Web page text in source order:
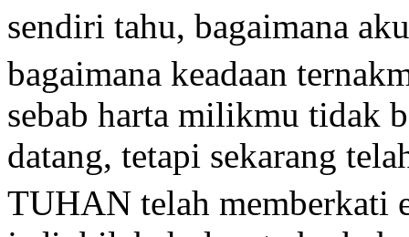
sendiri tahu, bagaimana
bagaimana keadaan
sebab harta milikmu tidak
datang, tetapi sekarang
TUHAN telah memberkati